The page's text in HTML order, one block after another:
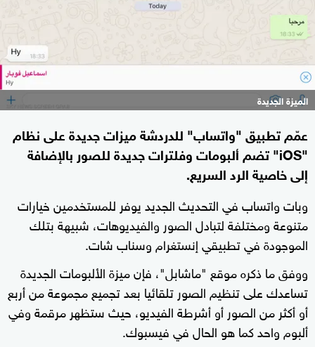
الميزة الجديدة
عمّم تطبيق "واتساب" للدردشة ميزات جديدة على نظام
"iOS" تضم ألبومات وفلترات جديدة للصور بالإضافة
إلى خاصية الرد السريع.
وبات واتساب في التحديث الجديد يوفر للمستخدمين خيارات
متنوعة ومختلفة لتبادل الصور والفيديوهات، شبيهة بتلك
الموجودة في تطبيقي إنستغرام وسناب شات.
ووفق ما ذكره موقع "ماشابل"، فإن ميزة الألبومات الجديدة
تساعدك على تنظيم الصور تلقائيا بعد تجميع مجموعة من أربع
أو أكثر من الصور أو أشرطة الفيديو، حيث ستظهر مرقمة وفي
ألبوم واحد كما هو الحال في فيسبوك.